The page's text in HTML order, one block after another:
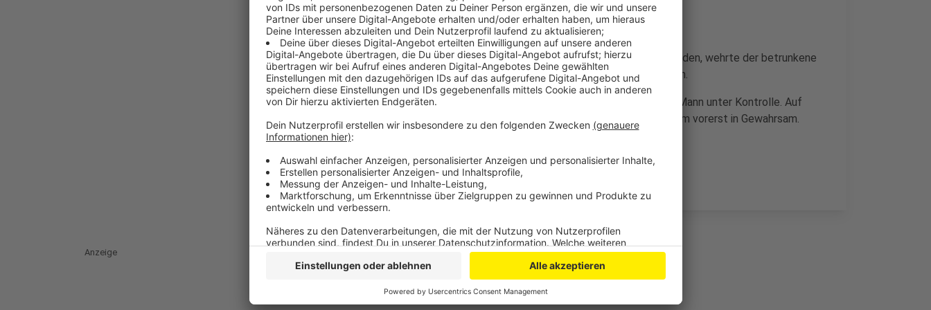
Anzeige
Als sie ihn gegen 1 Uhr nachts auf der Lützenkirchener Straße fanden, wehrte der betrunkene
Mann sich mit Händen und Füßen. Dabei verletzte er die Polizisten.
Erst als die Beamten Pfefferspray einsetzten, bekamen sie den Mann unter Kontrolle. Auf
dem Weg zur Wache drohte der Mann den Polizisten weiter. Er kam vorerst in Gewahrsam.
Anzeige